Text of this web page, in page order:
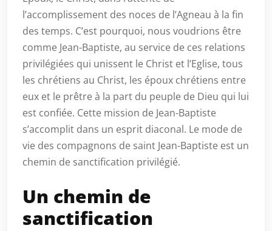
l’accomplissement des noces de l’Agneau à la fin
des temps. C’est pourquoi, nous voudrions être
comme Jean-Baptiste, au service de ces relations
privilégiées qui unissent le Christ et l’Eglise, tous
les chrétiens au Christ, les époux chrétiens entre
eux et le prêtre à la part du peuple de Dieu qui lui
est confiée. Cette mission de Jean-Baptiste
s’accomplit dans un esprit diaconal. Le mode de
vie des compagnons de saint Jean-Baptiste est un
chemin de sanctification privilégié.
Un chemin de
sanctification